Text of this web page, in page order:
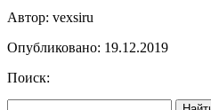
Автор: vexsiru
Опубликовано: 19.12.2019
Поиск: